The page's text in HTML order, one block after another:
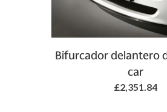
Add to
Bifurcador delantero
car
£2,351.84